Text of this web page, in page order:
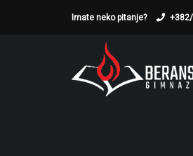
Imate neko pitanje?